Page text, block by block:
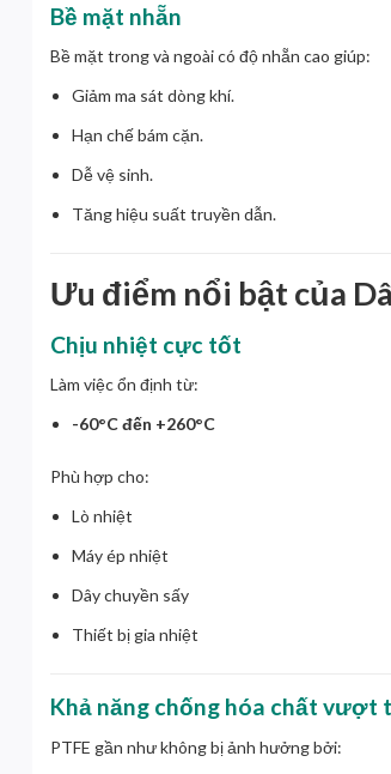
Bề mặt nhẵn
Bề mặt trong và ngoài có độ nhẵn cao giúp:
Giảm ma sát dòng khí.
Hạn chế bám cặn.
Dễ vệ sinh.
Tăng hiệu suất truyền dẫn.
Ưu điểm nổi bật của
Chịu nhiệt cực tốt
Làm việc ổn định từ:
-60°C đến +260°C
Phù hợp cho:
Lò nhiệt
Máy ép nhiệt
Dây chuyền sấy
Thiết bị gia nhiệt
Khả năng chống hóa chất vượt
PTFE gần như không bị ảnh hưởng bởi: